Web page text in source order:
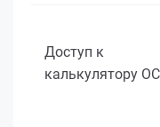
Доступ к
калькулятору